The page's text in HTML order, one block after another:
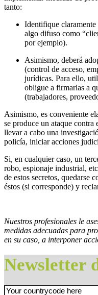
tanto:
Identifique claramente
algo difuso como
por ejemplo).
Asimismo, deberá
(control de acceso,
jurídicas. Para ello,
obligue a firmarlas a
(trabajadores,
Asimismo, es conveniente
se produce un ataque contra
llevar a cabo una
policía, iniciar acciones
Si, en cualquier caso, un
robo, espionaje industrial,
de estos secretos, quedarse
éstos (si corresponde) y
Nuestros profesionales le
medidas adecuadas para
en su caso, a interponer
Newsletter